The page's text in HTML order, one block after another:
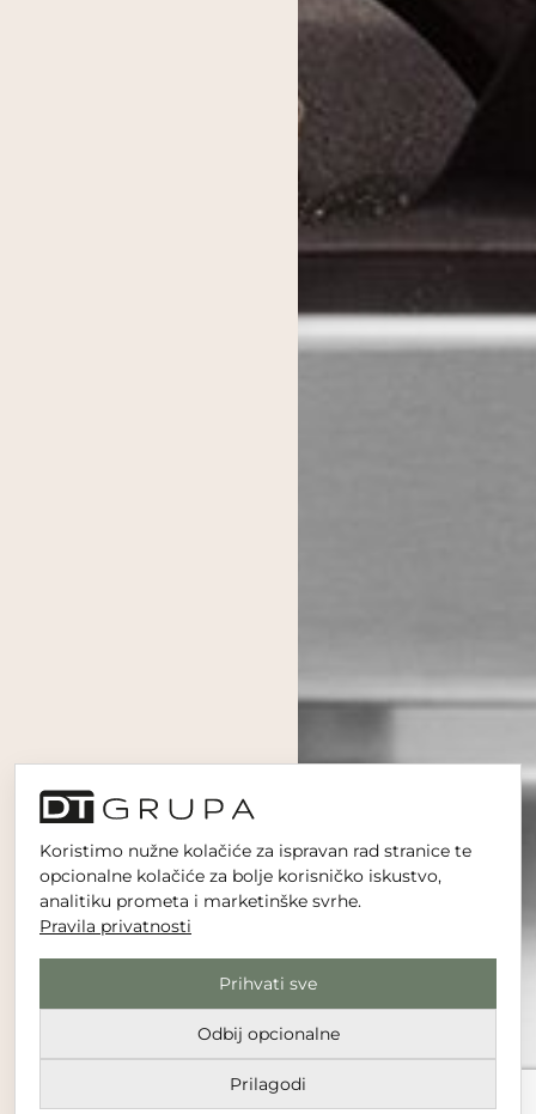
Koristimo nužne kolačiće za ispravan rad stranice te
opcionalne kolačiće za bolje korisničko iskustvo,
analitiku prometa i marketinške svrhe.
Pravila privatnosti
Prihvati sve
Odbij opcionalne
Prilagodi